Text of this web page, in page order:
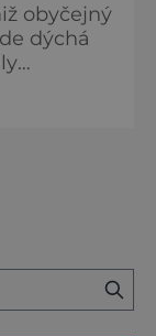
obyčejný
dýchá